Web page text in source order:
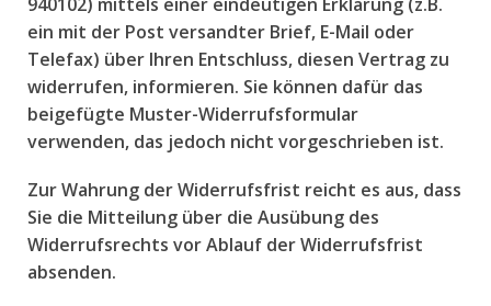
ein mit der Post versandter Brief, E-Mail oder
Telefax) über Ihren Entschluss, diesen Vertrag zu
widerrufen, informieren. Sie können dafür das
beigefügte Muster-Widerrufsformular
verwenden, das jedoch nicht vorgeschrieben ist.
Zur Wahrung der Widerrufsfrist reicht es aus, dass
Sie die Mitteilung über die Ausübung des
Widerrufsrechts vor Ablauf der Widerrufsfrist
absenden.